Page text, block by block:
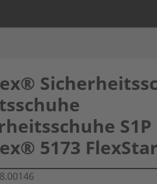
S1P
5173 FlexStar